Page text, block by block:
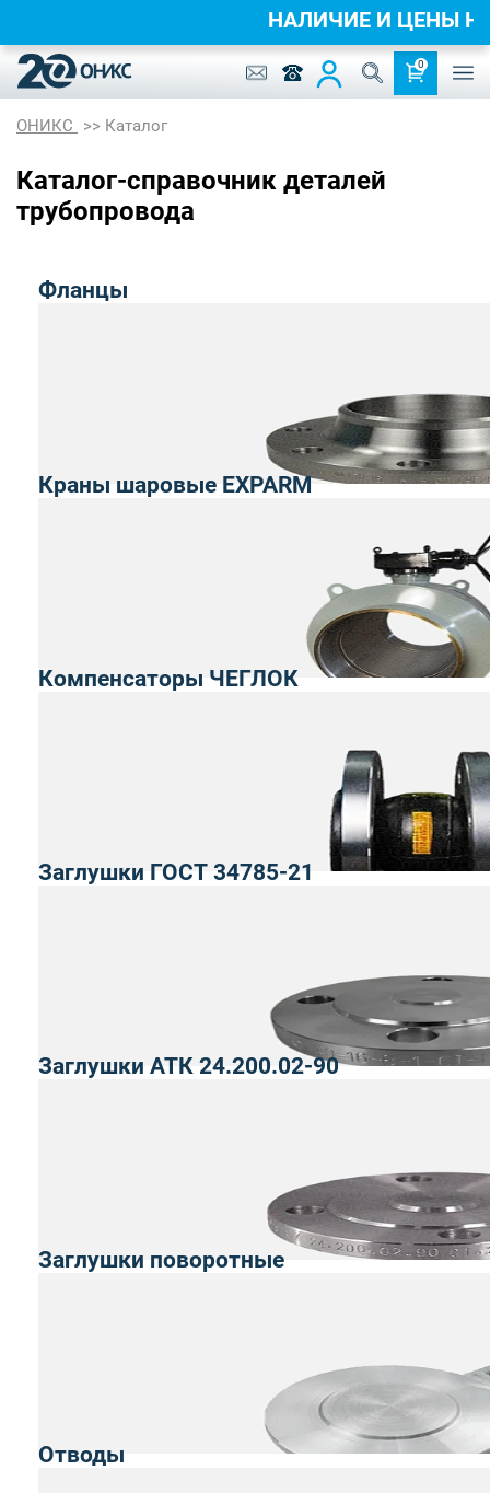
0
ОНИКС Каталог
Каталог-справочник деталей
трубопровода
Фланцы
Краны шаровые EXPARM
Компенсаторы ЧЕГЛОК
Заглушки ГОСТ 34785-21
Заглушки АТК 24.200.02-90
Заглушки поворотные
Отводы
НАЛИЧИЕ И